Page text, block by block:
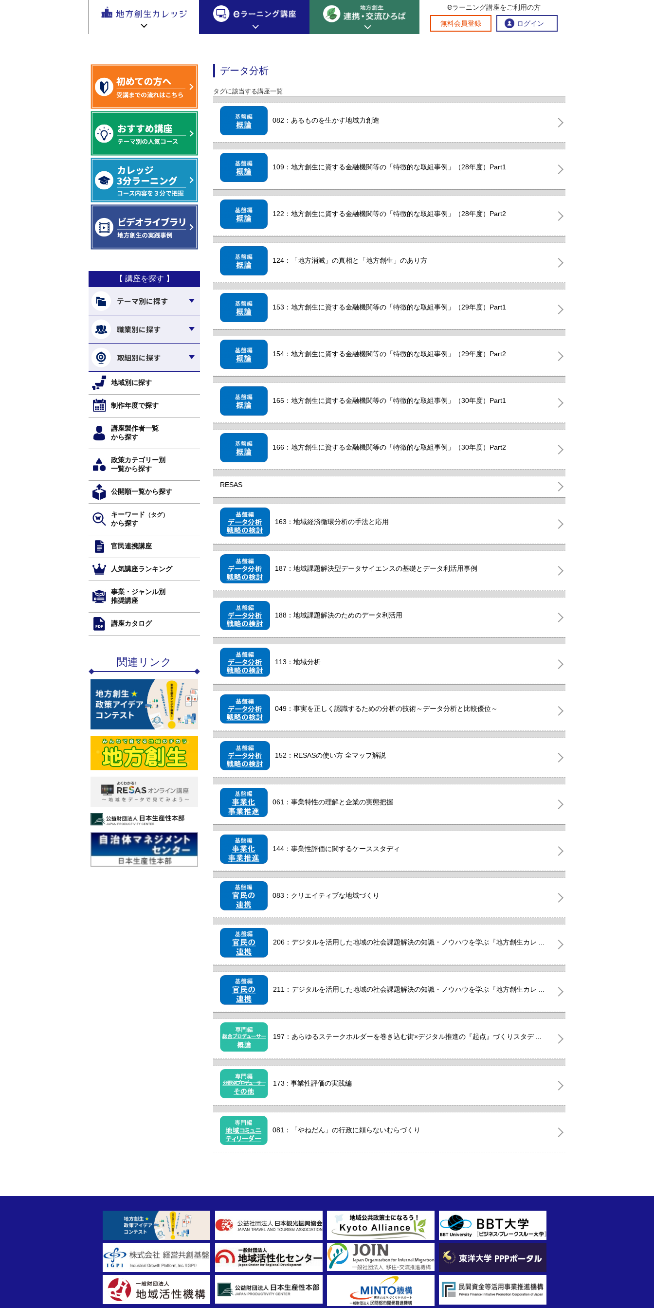
地方創生カレッジ
地方創生カレッジ HOME
新着情報 地方創生カレッジについて
地方創生カレッジ活用の流れ
ビデオライブラリ
eラーニング講座
e
初めての方へ
eラーニング受講者の声
連携交流ひろば
連携・交流ひろば HOME
連携・交流ひろばについて 地方創生×デジタル
全国で活躍する地方創生専門人材
地方創生応援プロジェクト
eラーニング講座をご利用の方
無料会員登録 ログイン
地方創生
を無料eラ
講座が200
>>データ分析
【 講座を探す 】
テーマ別に探す
職業別に探す
取組別に探す
地域別に探す
制作年度で探す
講座製作者一覧
から探す
政策カテゴリー別
一覧から探す
公開順一覧から探す
キーワード （タグ）
から探す
官民連携講座
人気講座ランキング
事業・ジャンル別
推奨講座
講座カタログ
関連リンク
データ分析
タグに該当する講座一覧
082：あるものを生かす地域力創造
109：地方創生に資する金融機関等の「特徴的な取組事例」（28年度）Part1
122：地方創生に資する金融機関等の「特徴的な取組事例」（28年度）Part2
124：「地方消滅」の真相と「地方創生」のあり方
153：地方創生に資する金融機関等の「特徴的な取組事例」（29年度）Part1
154：地方創生に資する金融機関等の「特徴的な取組事例」（29年度）Part2
165：地方創生に資する金融機関等の「特徴的な取組事例」（30年度）Part1
166：地方創生に資する金融機関等の「特徴的な取組事例」（30年度）Part2
RESAS
163：地域経済循環分析の手法と応用
187：地域課題解決型データサイエンスの基礎とデータ利活用事例
188：地域課題解決のためのデータ利活用
113：地域分析
049：事実を正しく認識するための分析の技術～データ分析と比較優位～
152：RESASの使い方 全マップ解説
061：事業特性の理解と企業の実態把握
144：事業性評価に関するケーススタディ
083：クリエイティブな地域づくり
206：デジタルを活用した地域の社会課題解決の知識・ノウハウを学ぶ『地方創生カレ ...
211：デジタルを活用した地域の社会課題解決の知識・ノウハウを学ぶ『地方創生カレ ...
197：あらゆるステークホルダーを巻き込む街×デジタル推進の『起点』づくりスタデ ...
173 : 事業性評価の実践編
081：「やねだん」の行政に頼らないむらづくり